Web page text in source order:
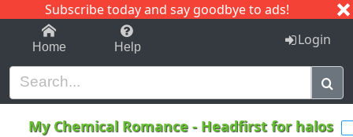
Subscribe today and say goodbye to ads!
1-9 C I J
Home Help Login
My Chemical Romance - Headfirst for halos